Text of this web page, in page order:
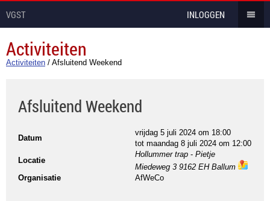
VGST INLOGGEN
Activiteiten
Activiteiten / Afsluitend Weekend
Afsluitend Weekend
Datum
vrijdag 5 juli 2024 om 18:00
tot maandag 8 juli 2024 om 12:00
Locatie
Hollummer trap - Pietje
Miedeweg 3 9162 EH Ballum
Organisatie AfWeCo